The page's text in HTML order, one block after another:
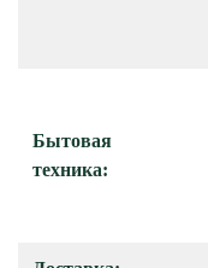
Бытовая
техника: